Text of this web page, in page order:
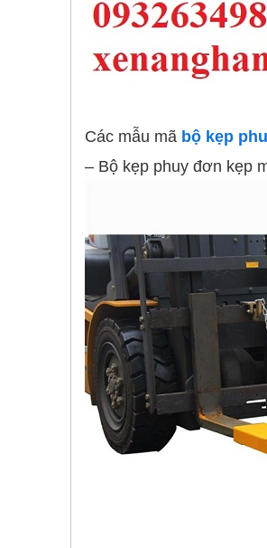
Các mẫu mã bộ kẹp
– Bộ kẹp phuy đơn kẹp